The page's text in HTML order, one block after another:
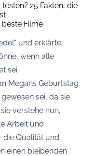
25 Fakten, die
beste Filme
und erklärte,
wenn alle
sei.
Megans Geburtstag
sei, da sie
verstehe nun,
Arbeit und
die Qualität und
einen bleibenden